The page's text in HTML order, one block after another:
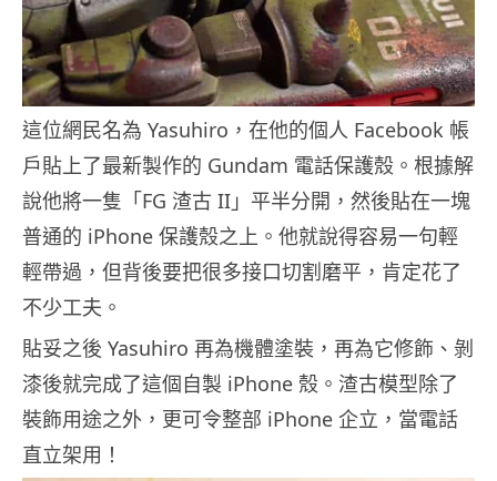
這位網民名為 Yasuhiro，在他的個人 Facebook 帳
戶貼上了最新製作的 Gundam 電話保護殼。根據解
說他將一隻「FG 渣古 II」平半分開，然後貼在一塊
普通的 iPhone 保護殼之上。他就說得容易一句輕
輕帶過，但背後要把很多接口切割磨平，肯定花了
不少工夫。
貼妥之後 Yasuhiro 再為機體塗裝，再為它修飾、剝
漆後就完成了這個自製 iPhone 殼。渣古模型除了
裝飾用途之外，更可令整部 iPhone 企立，當電話
直立架用！